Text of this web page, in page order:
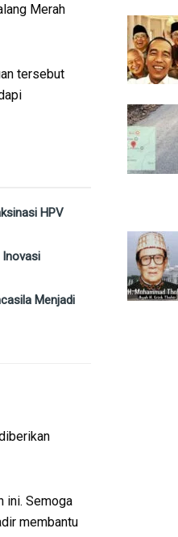
Merah
tersebut
HPV
Inovasi
Menjadi
ini. Semoga
membantu